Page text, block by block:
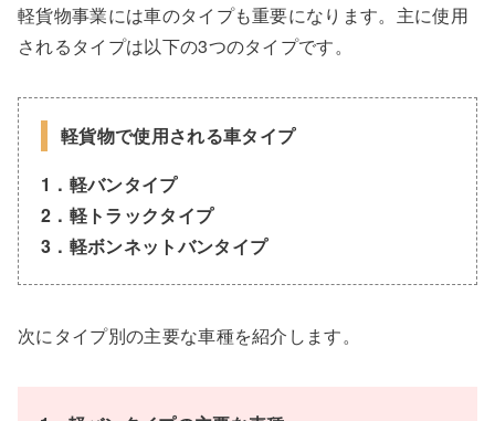
軽貨物事業には車のタイプも重要になります。主に使用
されるタイプは以下の3つのタイプです。
軽貨物で使用される車タイプ
1．軽バンタイプ
2．軽トラックタイプ
3．軽ボンネットバンタイプ
次にタイプ別の主要な車種を紹介します。